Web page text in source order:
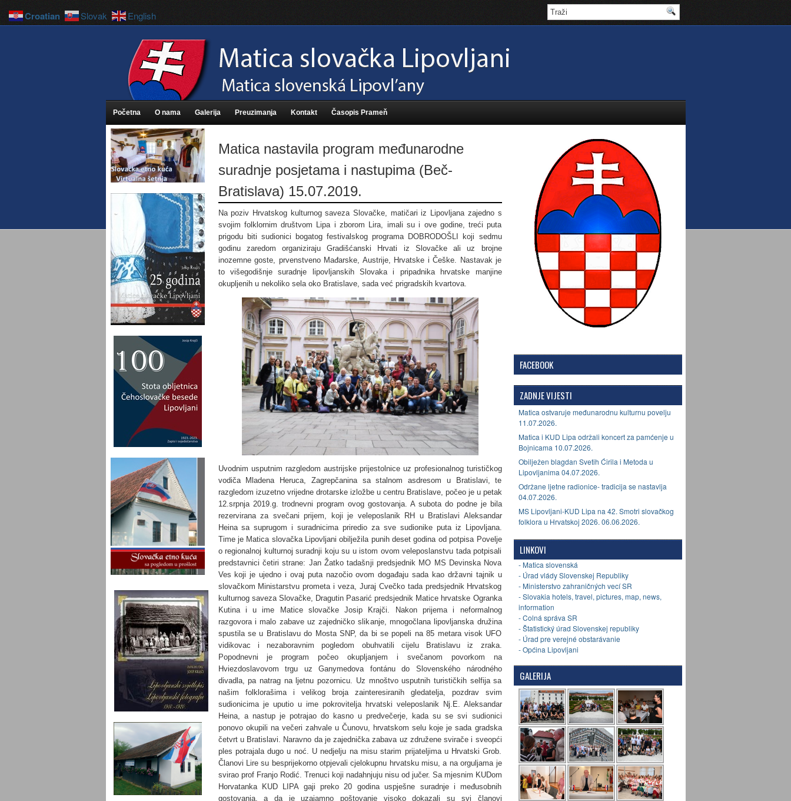
Početna O nama Galerija Preuzimanja Kontakt Časopis Prameň
Matica nastavila program međunarodne
suradnje posjetama i nastupima (Beč-
Bratislava) 15.07.2019.
Na poziv Hrvatskog kulturnog saveza Slovačke, matičari iz Lipovljana zajedno s
svojim folklornim društvom Lipa i zborom Lira, imali su i ove godine, treći puta
prigodu biti sudionici bogatog festivalskog programa DOBRODOŠLI koji sedmu
godinu zaredom organiziraju Gradišćanski Hrvati iz Slovačke ali uz brojne
inozemne goste, prvenstveno Mađarske, Austrije, Hrvatske i Češke. Nastavak je
to višegodišnje suradnje lipovljanskih Slovaka i pripadnika hrvatske manjine
okupljenih u nekoliko sela oko Bratislave, sada već prigradskih kvartova.
Uvodnim usputnim razgledom austrijske prijestolnice uz profesionalnog turističkog
vodiča Mladena Heruca, Zagrepčanina sa stalnom asdresom u Bratislavi, te
razgledom izuzetno vrijedne drotarske izložbe u centru Bratislave, počeo je u petak
12.srpnja 2019.g. trodnevni program ovog gostovanja. A subota do podne je bila
rezervirana za svečani prijem, koji je veleposlanik RH u Bratislavi Aleksandar
Heina sa suprugom i suradnicima priredio za sve sudionike puta iz Lipovljana.
Time je Matica slovačka Lipovljani obilježila punih deset godina od potpisa Povelje
o regionalnoj kulturnoj suradnji koju su u istom ovom veleposlanstvu tada potpisali
predstavnici četiri strane: Jan Žatko tadašnji predsjednik MO MS Devinska Nova
Ves koji je ujedno i ovaj puta nazočio ovom događaju sada kao državni tajnik u
slovačkom Ministarstvu prometa i veza, Juraj Cvečko tada predsjednik Hrvatskog
kulturnog saveza Slovačke, Dragutin Pasarić predsjednik Matice hrvatske Ogranka
Kutina i u ime Matice slovačke Josip Krajči. Nakon prijema i neformalnog
razgovora i malo zabave uz zajedničko slikanje, mnogočlana lipovljanska družina
spustila se u Bratislavu do Mosta SNP, da bi se popeli na 85 metara visok UFO
vidikovac i nezaboravnim pogledom obuhvatili cijelu Bratislavu iz zraka.
Popodnevni je program počeo okupljanjem i svečanom povorkom na
Hviezdoslavovom trgu uz Ganymedova fontánu do Slovenského národného
divadla, pa natrag na ljetnu pozornicu. Uz mnoštvo usputnih turističkih selfija sa
našim folklorašima i velikog broja zainteresiranih gledatelja, pozdrav svim
sudionicima je uputio u ime pokrovitelja hrvatski veleposlanik Nj.E. Aleksandar
Heina, a nastup je potrajao do kasno u predvečerje, kada su se svi sudionici
ponovo okupili na večeri zahvale u Čunovu, hrvatskom selu koje je sada gradska
četvrt u Bratislavi. Naravno da je zajednička zabava uz združene svirače i sveopći
ples potrajala dugo u noć. U nedjelju na misu starim prijateljima u Hrvatski Grob.
Članovi Lire su besprijekorno otpjevali cjelokupnu hrvatsku misu, a na orguljama je
svirao prof Franjo Rodić. Trenuci koji nadahnjuju nisu od jučer. Sa mjesnim KUDom
Horvatanka KUD LIPA gaji preko 20 godina uspješne suradnje i međusobnih
gostovanja, a da je uzajamno poštovanje visoko dokazali su svi članovi
FACEBOOK
ZADNJE VIJESTI
Matica ostvaruje međunarodnu kulturnu povelju
11.07.2026.
Matica i KUD Lipa održali koncert za pamćenje u
Bojnicama 10.07.2026.
Obilježen blagdan Svetih Ćirila i Metoda u
Lipovljanima 04.07.2026.
Održane ljetne radionice- tradicija se nastavlja
04.07.2026.
MS Lipovljani-KUD Lipa na 42. Smotri slovačkog
folklora u Hrvatskoj 2026. 06.06.2026.
LINKOVI
- Matica slovenská
- Úrad vlády Slovenskej Republiky
- Ministerstvo zahraničných vecí SR
- Slovakia hotels, travel, pictures, map, news,
information
- Colná správa SR
- Štatistický úrad Slovenskej republiky
- Úrad pre verejné obstarávanie
- Općina Lipovljani
GALERIJA
Croatian Slovak English